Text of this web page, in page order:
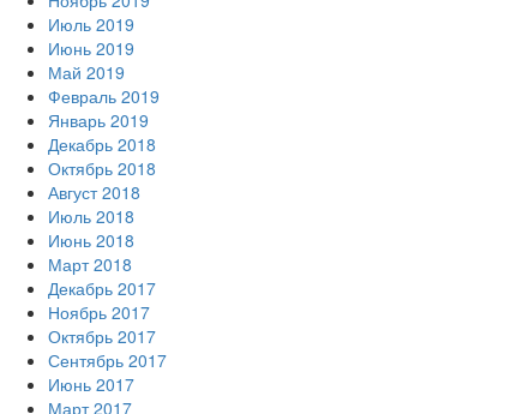
Июль 2019
Июнь 2019
Май 2019
Февраль 2019
Январь 2019
Декабрь 2018
Октябрь 2018
Август 2018
Июль 2018
Июнь 2018
Март 2018
Декабрь 2017
Ноябрь 2017
Октябрь 2017
Сентябрь 2017
Июнь 2017
Март 2017